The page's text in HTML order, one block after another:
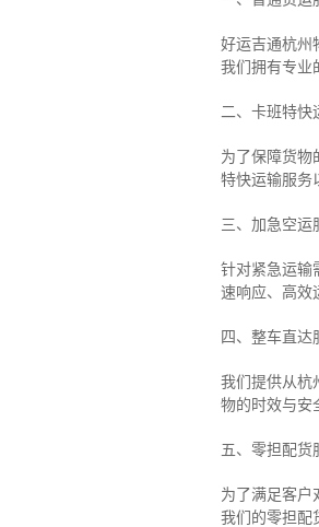
好运吉通杭州
我们拥有专业
二、卡班特快
为了保障货物
特快运输服务
三、加急空运
针对紧急运输
速响应、高效
四、整车直达
我们提供从杭
物的时效与安
五、零担配货
为了满足客户
我们的零担配